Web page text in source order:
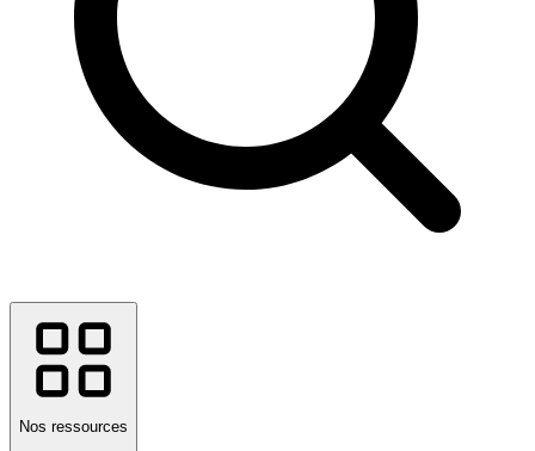
Nos ressources